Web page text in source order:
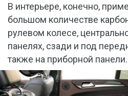
В интерьере, конечно,
большом количестве
рулевом колесе,
панелях, сзади и под
также на приборной панели.